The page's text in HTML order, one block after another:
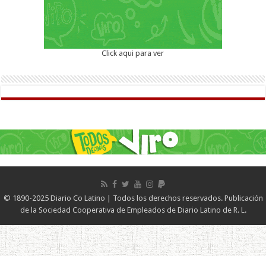
Click aqui para ver
© 1890-2025 Diario Co Latino | Todos los derechos reservados. Publicación
de la Sociedad Cooperativa de Empleados de Diario Latino de R. L.